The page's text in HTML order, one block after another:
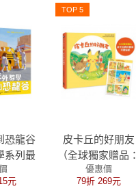
恐龍谷
系列最
際十一
鴨子圖
元
TOP 5
皮卡丘的好朋友
（全球獨家贈品：
皮卡丘與好朋友貼
紙）
優惠價
79折 269元